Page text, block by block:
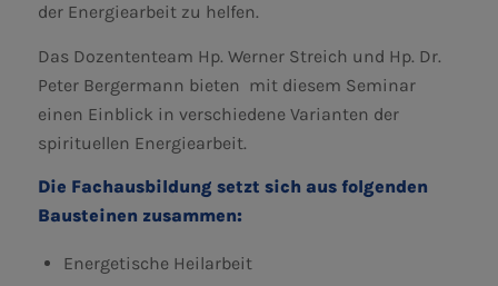
der Energiearbeit zu helfen.
Das Dozententeam Hp. Werner Streich und Hp. Dr.
Peter Bergermann bieten mit diesem Seminar
einen Einblick in verschiedene Varianten der
spirituellen Energiearbeit.
Die Fachausbildung setzt sich aus folgenden
Bausteinen zusammen:
Energetische Heilarbeit